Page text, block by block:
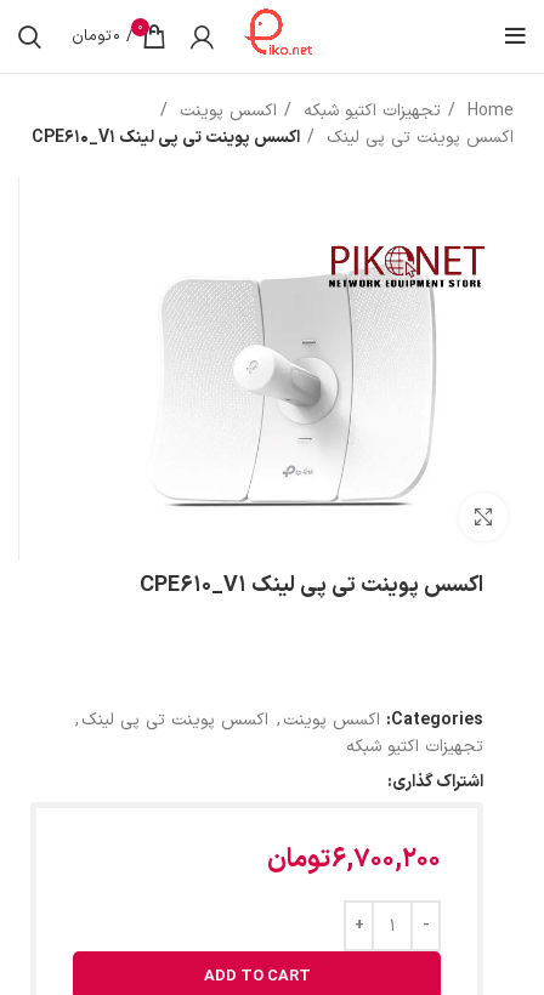
0
/
0تومان
Home تجهیزات اکتیو شبکه
اکسس پوینت
اکسس پوینت تی پی لینک
اکسس پوینت تی پی لینک CPE610_V1
اکسس پوینت تی پی لینک CPE610_V1
Categories: اکسس پوینت, اکسس پوینت تی پی لینک,
تجهیزات اکتیو شبکه
اشتراک گذاری:
6,700,200تومان
ADD TO CART